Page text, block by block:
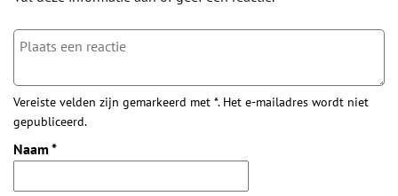
Vereiste velden zijn gemarkeerd met *. Het e-mailadres wordt niet
gepubliceerd.
Naam *